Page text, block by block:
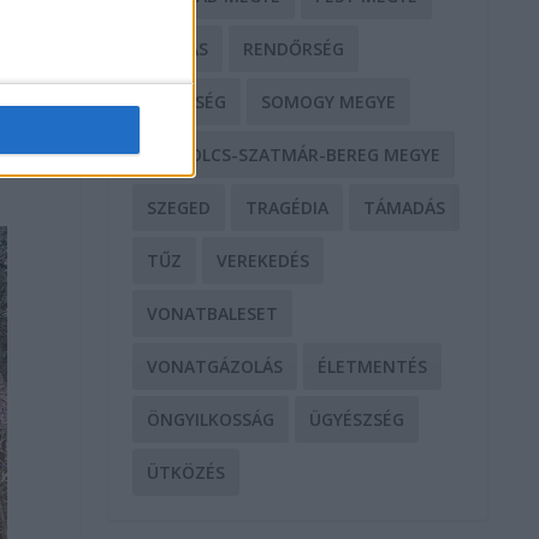
RABLÁS RENDŐRSÉG
SEGÍTSÉG SOMOGY MEGYE
SZABOLCS-SZATMÁR-BEREG MEGYE
SZEGED TRAGÉDIA TÁMADÁS
TŰZ VEREKEDÉS
VONATBALESET
VONATGÁZOLÁS ÉLETMENTÉS
ÖNGYILKOSSÁG ÜGYÉSZSÉG
ÜTKÖZÉS